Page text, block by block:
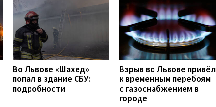
Во Львове «Шахед»
попал в здание СБУ:
подробности
Взрыв во Львове привёл
к временным перебоям
с газоснабжением в
городе